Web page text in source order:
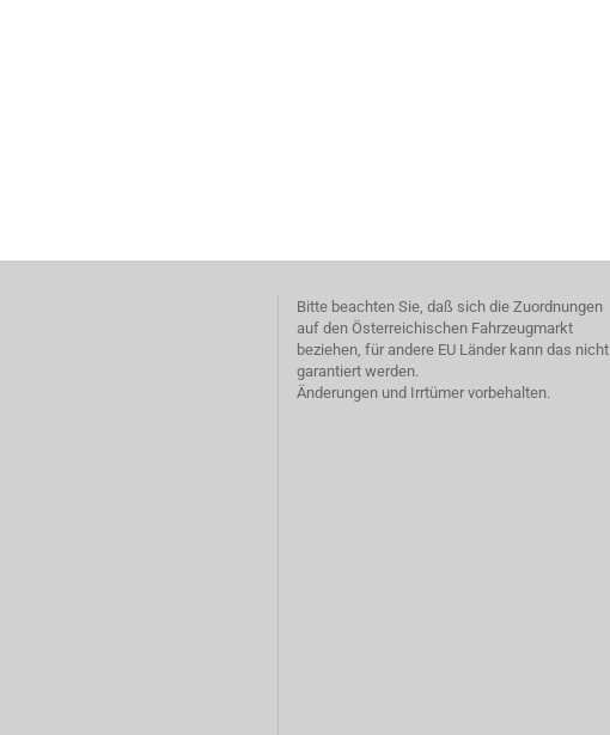
Bitte beachten Sie, daß sich die Zuordnungen
auf den Österreichischen Fahrzeugmarkt
beziehen, für andere EU Länder kann das nicht
garantiert werden.
Änderungen und Irrtümer vorbehalten.